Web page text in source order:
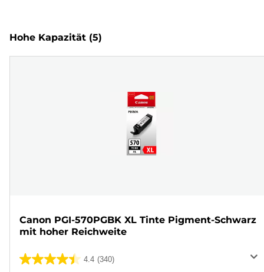
Hohe Kapazität (5)
Canon PGI-570PGBK XL Tinte Pigment-Schwarz
mit hoher Reichweite
4.4 (340)
4.4